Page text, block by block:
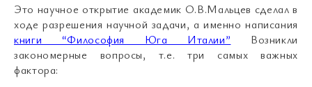
Это научное открытие академик О.В.Мальцев сделал в
ходе разрешения научной задачи, а именно написания
книги “Философия Юга Италии” Возникли
закономерные вопросы, т.е. три самых важных
фактора: